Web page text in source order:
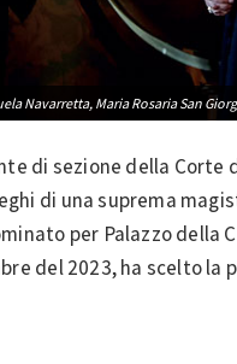
Navarretta, Maria Rosaria San
di sezione della
di una suprema
per Palazzo
del 2023, ha scelto